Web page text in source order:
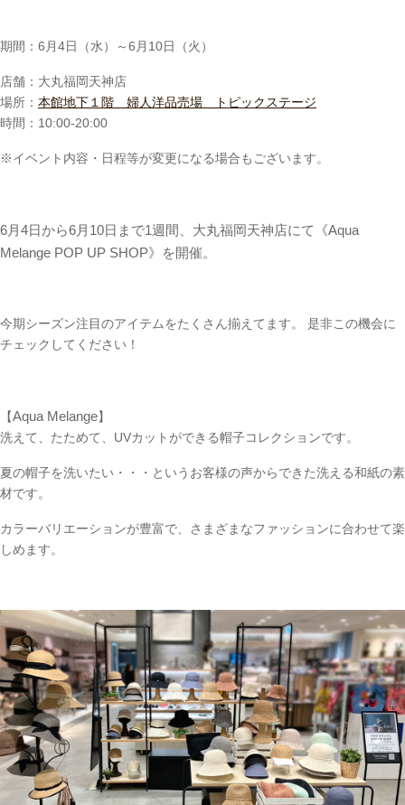
期間：6月4日（水）～6月10日（火）
店舗：大丸福岡天神店
場所： 本館地下１階 婦人洋品売場 トピックステージ
時間：10:00‐20:00
※イベント内容・日程等が変更になる場合もございます。
6月4日から6月10日まで1週間、 大丸福岡天神店にて《Aqua
Melange POP UP SHOP》を開催。
今期シーズン注目のアイテムをたくさん揃えてます。 是非この機会に
チェックしてください！
【Aqua Melange】
洗えて、たためて、UVカットができる帽子コレクションです。
夏の帽子を洗いたい・・・というお客様の声からできた洗える和紙の素
材です。
カラーバリエーションが豊富で、さまざまなファッションに合わせて楽
しめます。